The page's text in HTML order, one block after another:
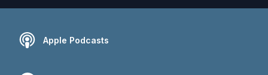
Apple Podcasts